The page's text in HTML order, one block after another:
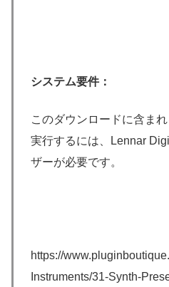
システム要件：
このダウンロードに含ま
実行するには、Lennar
ザーが必要です。
https://
Instruments/31-Synth-